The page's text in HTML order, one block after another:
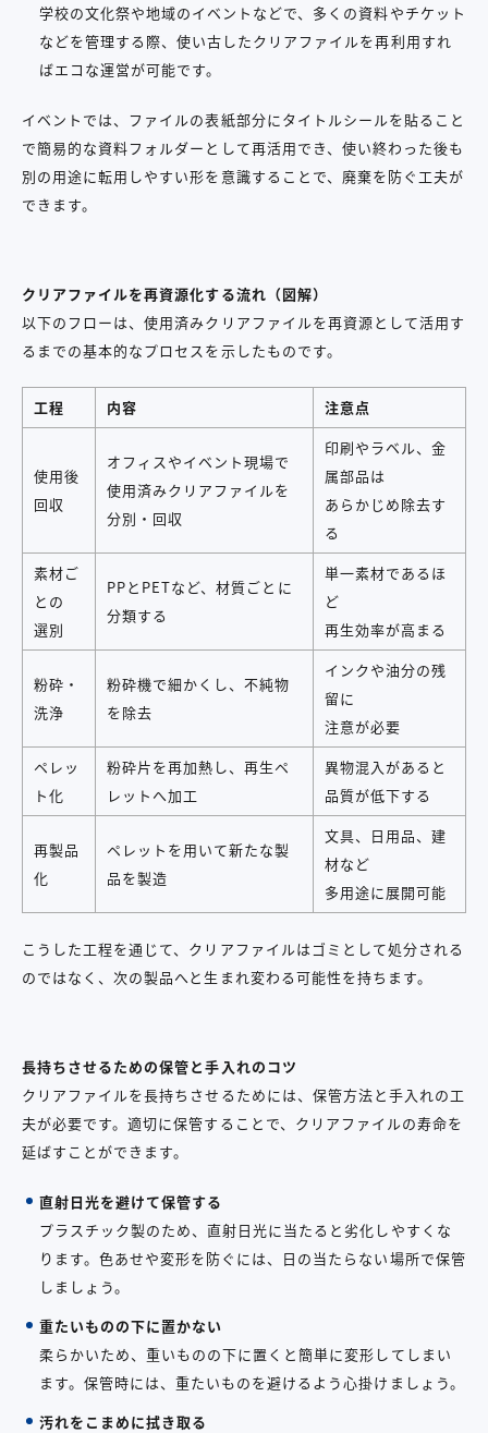
学校の文化祭や地域のイベントなどで、多くの資料やチケット
などを管理する際、使い古したクリアファイルを再利用すれ
ばエコな運営が可能です。
イベントでは、ファイルの表紙部分にタイトルシールを貼ること
で簡易的な資料フォルダーとして再活用でき、使い終わった後も
別の用途に転用しやすい形を意識することで、廃棄を防ぐ工夫が
できます。
クリアファイルを再資源化する流れ（図解）
以下のフローは、使用済みクリアファイルを再資源として活用す
るまでの基本的なプロセスを示したものです。
工程 内容 注意点
使用後
回収
オフィスやイベント現場で
使用済みクリアファイルを
分別・回収
印刷やラベル、金
属部品は
あらかじめ除去す
る
素材ご
との
選別
PPとPETなど、材質ごとに
分類する
単一素材であるほ
ど
再生効率が高まる
粉砕・
洗浄
粉砕機で細かくし、不純物
を除去
インクや油分の残
留に
注意が必要
ペレッ
ト化
粉砕片を再加熱し、再生ペ
レットへ加工
異物混入があると
品質が低下する
再製品
化
ペレットを用いて新たな製
品を製造
文具、日用品、建
材など
多用途に展開可能
こうした工程を通じて、クリアファイルはゴミとして処分される
のではなく、次の製品へと生まれ変わる可能性を持ちます。
長持ちさせるための保管と手入れのコツ
クリアファイルを長持ちさせるためには、保管方法と手入れの工
夫が必要です。適切に保管することで、クリアファイルの寿命を
延ばすことができます。
直射日光を避けて保管する
プラスチック製のため、直射日光に当たると劣化しやすくな
ります。色あせや変形を防ぐには、日の当たらない場所で保管
しましょう。
重たいものの下に置かない
柔らかいため、重いものの下に置くと簡単に変形してしまい
ます。保管時には、重たいものを避けるよう心掛けましょう。
汚れをこまめに拭き取る